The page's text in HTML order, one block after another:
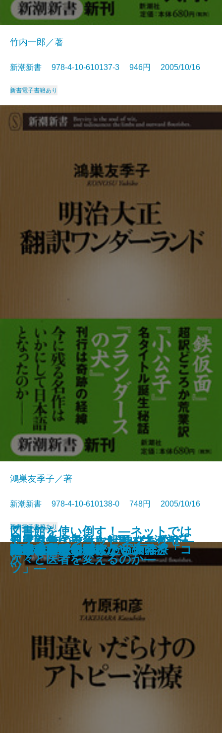
自爆テロリストの正体
東大法学部
「小皇帝」世代の中国
ろくろ首の首はなぜ伸びるのか―
遊ぶ生物学への招待―
国家の品格
満州と自民党
日露戦争に投資した男―ユダヤ人
銀行家の日記―
知床に生きる―大船頭・大瀬初三
郎とオホーツクの海―
人は見た目が9割
竹内一郎／著
新潮新書 978-4-10-610137-3 946円 2005/10/16
新書電子書籍あり
明治大正 翻訳ワンダーランド
鴻巣友季子／著
新潮新書 978-4-10-610138-0 748円 2005/10/16
新書電子書籍あり
間違いだらけのアトピー治療
図書館を使い倒す！―ネットでは
できない資料探しの「技」と「コ
ツ」―
阿片の中国史
ドクター・ショッピング―なぜ
次々と医者を変えるのか―
コクと旨味の秘密
話せぬ若手と聞けない上司
戦後教育で失われたもの
1985年
自動車が危ない
虎屋 和菓子と歩んだ五百年